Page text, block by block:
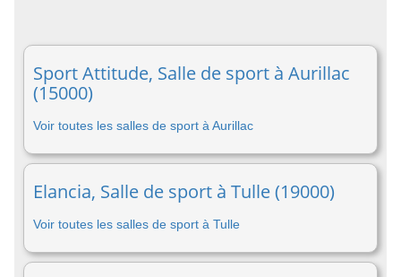
Sport Attitude, Salle de sport à Aurillac
(15000)
Voir toutes les salles de sport à Aurillac
Elancia, Salle de sport à Tulle (19000)
Voir toutes les salles de sport à Tulle